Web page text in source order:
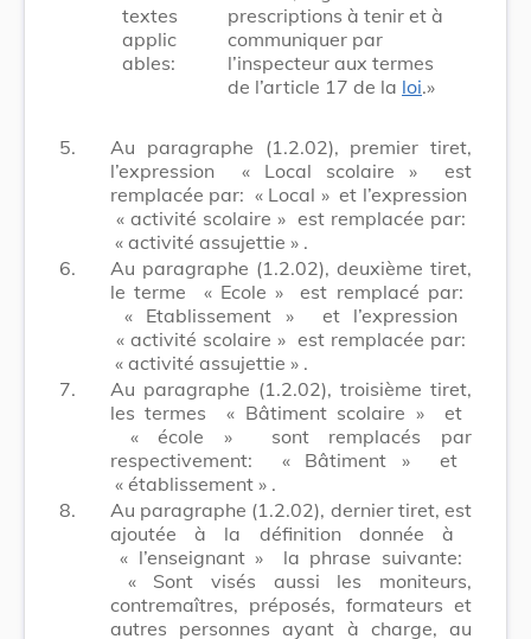
textes
applic
ables:
prescriptions à tenir et à
communiquer par
l’inspecteur aux termes
de l’article 17 de la loi.»
5.
Au paragraphe (1.2.02), premier tiret,
l’expression
« Local scolaire »
est
remplacée par: « Local » et l’expression
« activité scolaire » est remplacée par:
« activité assujettie » .
6.
Au paragraphe (1.2.02), deuxième tiret,
le terme
« Ecole »
est remplacé par:
« Etablissement »
et l’expression
« activité scolaire » est remplacée par:
« activité assujettie » .
7.
Au paragraphe (1.2.02), troisième tiret,
les termes
« Bâtiment scolaire »
et
« école »
sont remplacés par
respectivement:
« Bâtiment »
et
« établissement » .
8.
Au paragraphe (1.2.02), dernier tiret, est
ajoutée à la définition donnée à
« l’enseignant »
la phrase suivante:
« Sont visés aussi les moniteurs,
contremaîtres, préposés, formateurs et
autres personnes ayant à charge, au